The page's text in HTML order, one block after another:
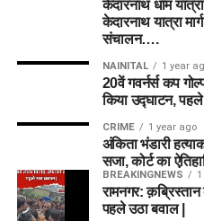
केदारनाथ धाम
केदारनाथ यात्रा
संचालन….
NAINITAL 1 year
20वें गवर्नर्स कप
किया उद्घाटन,
CRIME 1 year ago
अंकिता भंडारी
सजा, कोर्ट का
BREAKINGNEWS
रामनगर:
पहले उठा बवाल |